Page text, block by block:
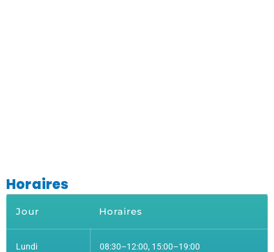
Horaires
Jour Horaires
Lundi 08:30–12:00, 15:00–19:00